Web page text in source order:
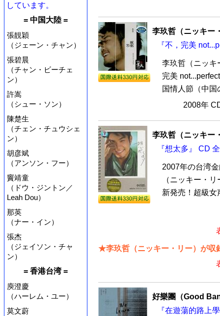
しています。
= 中国大陸 =
張靚穎
（ジェーン・チャン）
張碧晨
（チャン・ビーチェ
ン）
許嵩
（シュー・ソン）
陳楚生
（チェン・チュウシェ
ン）
胡彦斌
（アンソン・フー）
竇靖童
（ドウ・ジントン／
Leah Dou）
那英
（ナー・イン）
張杰
（ジェイソン・チャ
ン）
= 香港台湾 =
庾澄慶
（ハーレム・ユー）
莫文蔚
李玖哲（ニッキー
『不，完美
李玖哲（ニッキ
完美
国情人節（中
2008年
李玖哲（ニッキー
『想太多』 CD
2007年の台湾
（ニッキー・
新発売！超級女
★李玖哲（ニッキー・リー）が収
好樂團（Good
『在遊蕩的路上